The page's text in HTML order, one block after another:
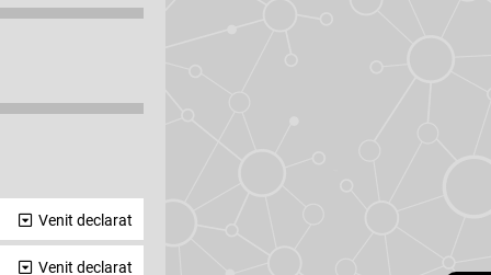
Venit declarat
Venit declarat